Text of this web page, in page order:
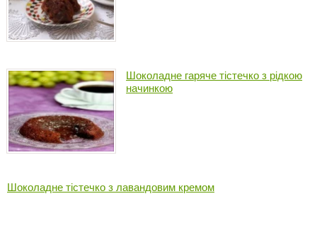
Шоколадне гаряче тістечко з рідкою
начинкою
Шоколадне тістечко з лавандовим кремом